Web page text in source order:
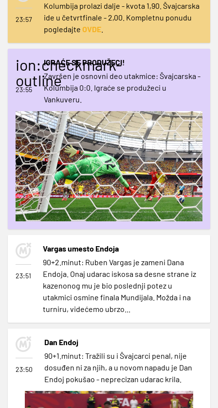
23:57
Kolumbija prolazi dalje - kvota 1,90. Švajcarska
ide u četvrtfinale - 2,00. Kompletnu ponudu
pogledajte OVDE
ion:checkmark-
outline
23:55
IGRAĆE SE PRODUŽECI!
Završen je osnovni deo utakmice: Švajcarska -
Kolumbija 0:0. Igraće se produžeci u
Vankuveru.
23:51
Vargas umesto Endoja
90+2.minut: Ruben Vargas je zameni Dana
Endoja. Onaj udarac iskosa sa desne strane iz
kazenonog mu je bio poslednji potez u
utakmici osmine finala Mundijala. Možda i na
turniru, videćemo ubrzo...
23:50
Dan Endoj
90+1.minut: Tražili su i Švajcarci penal, nije
dosuđen ni za njih, a u novom napadu je Dan
Endoj pokušao - neprecizan udarac krila.